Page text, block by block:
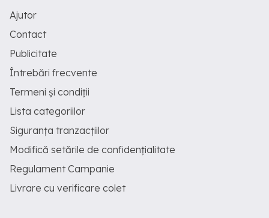
Ajutor
Contact
Publicitate
Întrebări frecvente
Termeni și condiții
Lista categoriilor
Siguranța tranzacțiilor
Modifică setările de confidențialitate
Regulament Campanie
Livrare cu verificare colet